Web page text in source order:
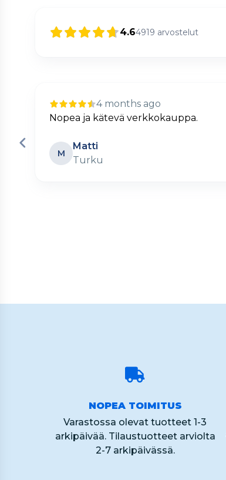
4.64919 arvostelut
4 months ago
Nopea ja kätevä verkkokauppa.
M
Matti
Turku
NOPEA TOIMITUS
Varastossa olevat tuotteet 1-3
arkipäivää. Tilaustuotteet arviolta
2-7 arkipäivässä.